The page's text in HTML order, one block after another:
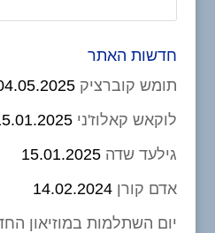
חדשות האתר
תומש קוברציק
לוקאש קאלוז'ני
גילעד שדה 15.01.2025
אדם קורן 14.02.2024
יום השתלמות במוזיאון